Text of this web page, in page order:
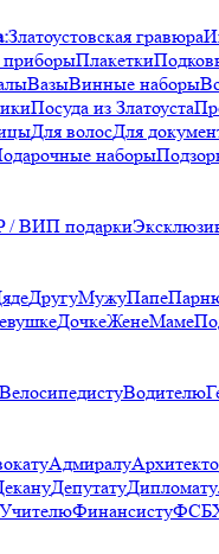
Златоустовская гравюра
Плакетки
ВазыВинные наборы
Посуда из Златоуста
Для волосДля
наборы
/ ВИП подарки
ДругуМужуПапе
ДочкеЖенеМаме
ВелосипедистуВодителю
Адмиралу
ДепутатуДипломату
УчителюФинансистуФСБ